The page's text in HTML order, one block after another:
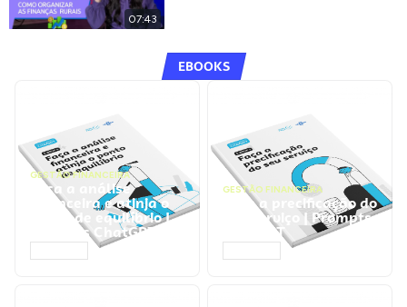
07:43
EBOOKS
GESTÃO FINANCEIRA
Faça a análise
financeira e atinja o
ponto de equilíbrio |
Prompts ChatGPT
GESTÃO FINANCEIRA
Faça a precificação do
seu serviço | Prompts
ChatGPT